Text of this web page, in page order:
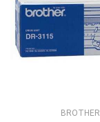
BROTHER